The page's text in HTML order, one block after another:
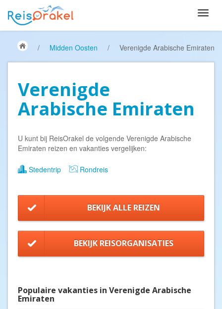
/ Midden Oosten / Verenigde Arabische Emiraten
Verenigde
Arabische Emiraten
U kunt bij ReisOrakel de volgende Verenigde Arabische
Emiraten reizen en vakanties vergelijken:
Stedentrip Rondreis
BEKIJK ALLE REIZEN
BEKIJK REISORGANISATIES
Populaire vakanties in Verenigde Arabische
Emiraten